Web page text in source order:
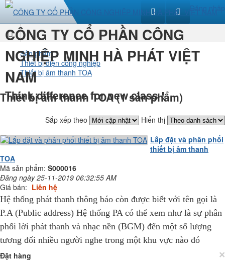
CÔNG TY CỔ PHẦN CÔNG
NGHIỆP MINH HÀ PHÁT VIỆT
NAM
Think difference for new class !
Đăng nhập
TrangSản phẩm
Thiết bị điện công nghiệp
Thiết bị âm thanh TOA
Thiết bị âm thanh TOA (1 sản phẩm)
Sắp xếp theo
Hiển thị
Lắp đặt và phân phối
thiết bị âm thanh
TOA
Mã sản phẩm: S000016
Đăng ngày 25-11-2019 06:32:55 AM
Giá bán: Liên hệ
Hệ thống phát thanh thông báo còn được biết với tên gọi là
P.A (Public address) Hệ thống PA có thể xem như là sự phân
phối lời phát thanh và nhạc nền (BGM) đến một số lượng
tương đối nhiều người nghe trong một khu vực nào đó
×
Đặt hàng